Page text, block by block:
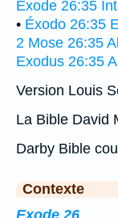
Exode 26:35
• Éxodo 26:35
2 Mose 26:35
Exodus 26:35
Version Louis
La Bible David
Darby Bible
Contexte
Exode 26